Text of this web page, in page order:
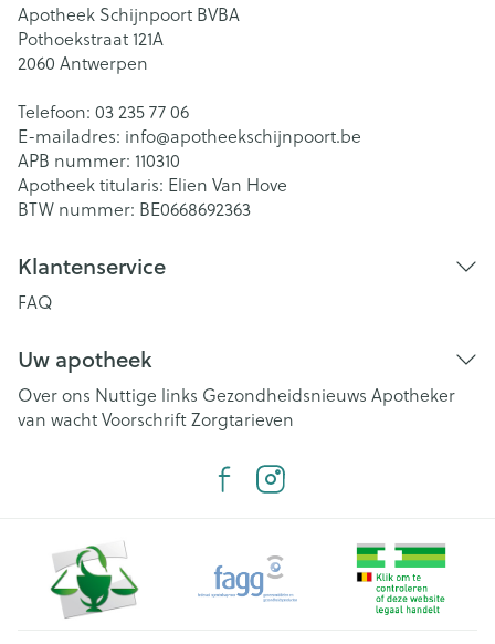
Apotheek Schijnpoort BVBA
Pothoekstraat 121A
2060 Antwerpen
Telefoon: 03 235 77 06
E-mailadres: info@apotheekschijnpoort.be
APB nummer: 110310
Apotheek titularis: Elien Van Hove
BTW nummer: BE0668692363
Klantenservice
FAQ
Uw apotheek
Over ons Nuttige links Gezondheidsnieuws Apotheker
van wachtVoorschriftZorgtarieven